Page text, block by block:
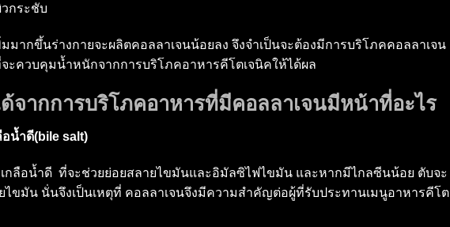
กระชับ
มากขึ้นร่างกายจะผลิตคอลลาเจนน้อยลง จึงจำเป็นจะต้องมีการบริโภคคอลลาเจน
ะควบคุมน้ำหนักจากการบริโภคอาหารคีโตเจนิคให้ได้ผล
จากการบริโภคอาหารที่มีคอลลาเจนมีหน้าที่อะไร
น้ำดี(bile salt)
กลือน้ำดี ที่จะช่วยย่อยสลายไขมันและอิมัลซิไฟไขมัน และหากมีไกลซีนน้อย ตับจะ
ไขมัน นั่นจึงเป็นเหตุที่ คอลลาเจนจึงมีความสำคัญต่อผู้ที่รับประทานเมนูอาหารคีโต